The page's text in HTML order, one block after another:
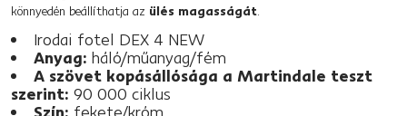
könnyedén beállíthatja az ülés magasságát.
Irodai fotel DEX 4 NEW
Anyag: háló/műanyag/fém
A szövet kopásállósága a Martindale teszt
szerint: 90 000 ciklus